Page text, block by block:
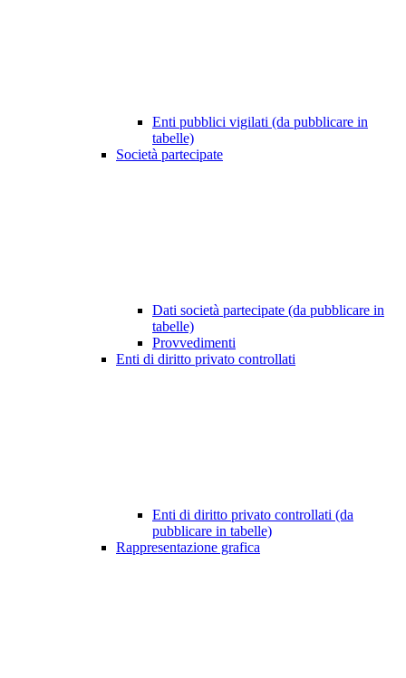
Enti pubblici vigilati (da pubblicare in
tabelle)
Società partecipate
Dati società partecipate (da pubblicare in
tabelle)
Provvedimenti
Enti di diritto privato controllati
Enti di diritto privato controllati (da
pubblicare in tabelle)
Rappresentazione grafica